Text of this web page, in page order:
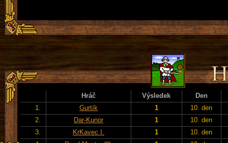
Hráč Výsledek
Den
1.
Gurtík 1 10. den
2.
Dar-Kunor 1 10. den
3.
KrKavec I. 1 10. den